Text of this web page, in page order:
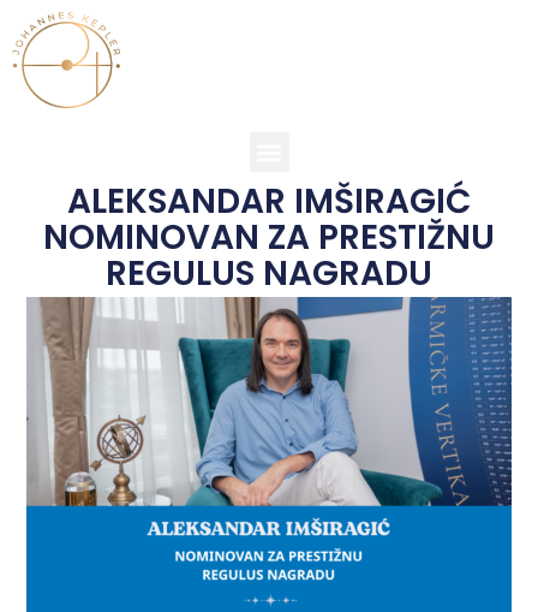
ALEKSANDAR IMŠIRAGIĆ
NOMINOVAN ZA PRESTIŽNU
REGULUS NAGRADU